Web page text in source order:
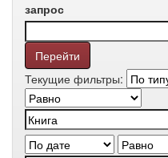
запрос
Текущие фильтры: